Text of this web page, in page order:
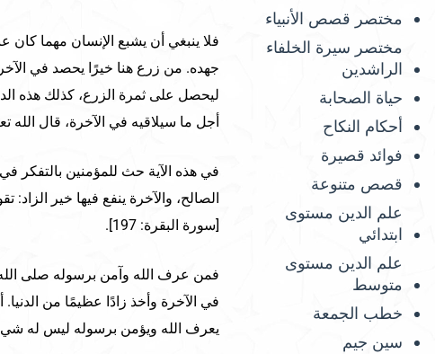
مختصر قصص الأنبياء
مختصر سيرة الخلفاء
الراشدين
حياة الصحابة
أحكام النكاح
فوائد قصيرة
قصص متنوعة
علم الدين مستوى
ابتدائي
علم الدين مستوى
متوسط
خطب الجمعة
سين جيم
فلا ينبغي أن يشبع الإنسان مهما
جهده. من زرع هنا خيرًا يحصد في
ليحصل على ثمرة الزرع، كذلك هذه
أجل ما سيلاقيه في الآخرة، قال الله
في هذه الآية حث للمؤمنين بالتفكر
الصالح، والآخرة ينفع فيها خير الزاد:
[سورة البقرة: 197].
فمن عرف الله وآمن برسوله صلى
في الآخرة وأخذ زادًا عظيمًا من
يعرف الله ويؤمن برسوله ليس له شيء